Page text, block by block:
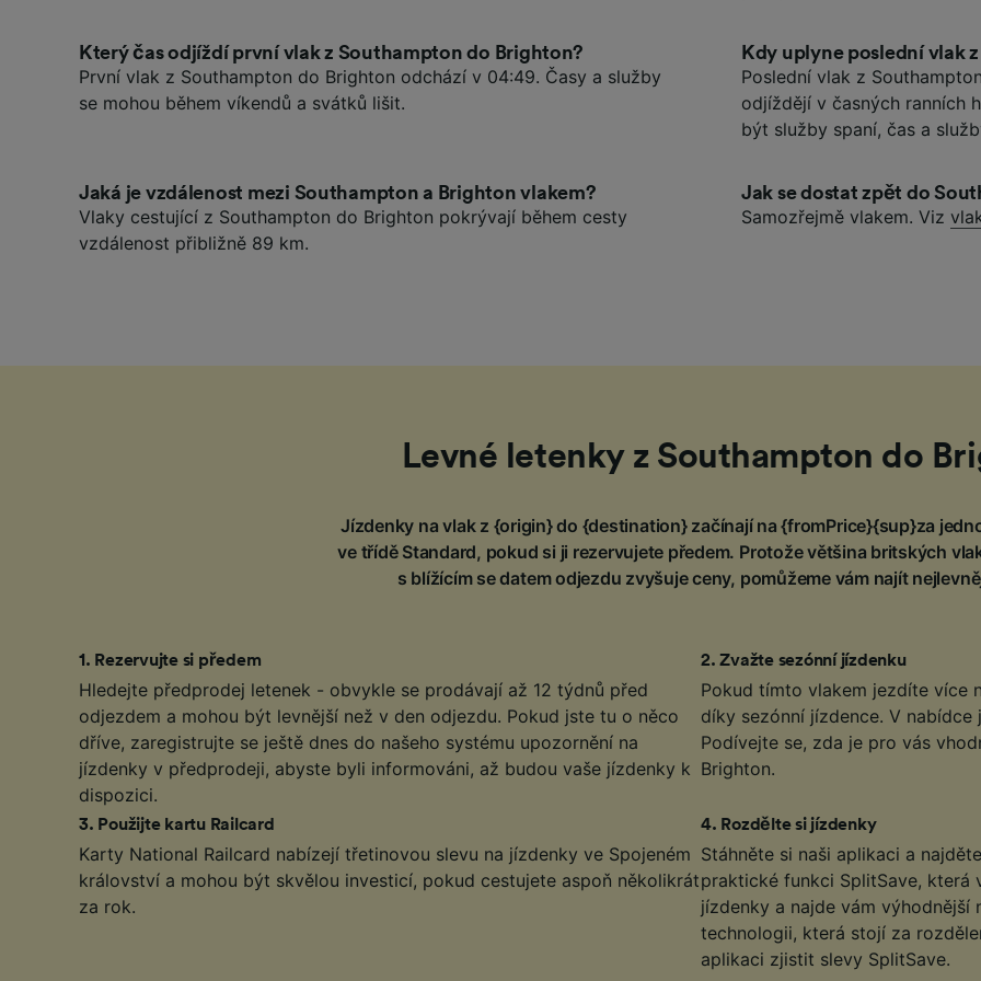
Který čas odjíždí první vlak z Southampton do Brighton?
První vlak z Southampton do Brighton odchází v 04:49. Časy a služby
se mohou během víkendů a svátků lišit.
Kdy uplyne poslední vlak
Poslední vlak z
odjíždějí v časných ranních
být služby spaní, čas a
Jaká je vzdálenost mezi Southampton a Brighton vlakem?
Vlaky cestující z Southampton do Brighton pokrývají během cesty
vzdálenost přibližně 89 km.
Jak se dostat zpět do
Samozřejmě vlakem. Viz
Levné letenky z Southampton do
Jízdenky na vlak z {origin} do {destination} začínají na {fromPrice}{sup}za
ve třídě Standard, pokud si ji rezervujete předem. Protože většina britských
s blížícím se datem odjezdu zvyšuje ceny, pomůžeme vám najít
1 . Rezervujte si předem
Hledejte předprodej letenek - obvykle se prodávají až 12 týdnů před
odjezdem a mohou být levnější než v den odjezdu. Pokud jste tu o něco
dříve, zaregistrujte se ještě dnes do našeho systému upozornění na
jízdenky v předprodeji, abyste byli informováni, až budou vaše jízdenky k
dispozici.
2.Zvažte sezónní jízdenku
Pokud tímto vlakem jezdíte více
díky sezónní jízdence. V
Podívejte se, zda je pro vás
Brighton.
3. Použijte kartu Railcard
Karty National Railcard nabízejí třetinovou slevu na jízdenky ve Spojeném
království a mohou být skvělou investicí, pokud cestujete aspoň několikrát
za rok.
4. Rozdělte si jízdenky
Stáhněte si naši aplikaci a
praktické funkci SplitSave,
jízdenky a najde vám
technologii, která stojí za
aplikaci zjistit slevy SplitSave.